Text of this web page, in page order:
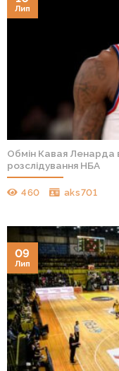
Обмін Кавая Ленарда
розслідування НБА
460 aks701
Лип
09
Лип